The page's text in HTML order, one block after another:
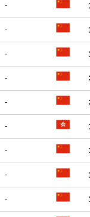
-
-
-
-
-
-
-
-
-